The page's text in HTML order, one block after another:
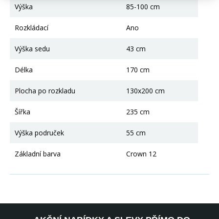
Výška 85-100 cm
Rozkládací Ano
Výška sedu 43 cm
Délka 170 cm
Plocha po rozkladu 130x200 cm
Šířka 235 cm
Výška područek 55 cm
Základní barva Crown 12